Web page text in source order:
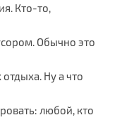
Кто-то,
Обычно это
Ну а что
любой, кто